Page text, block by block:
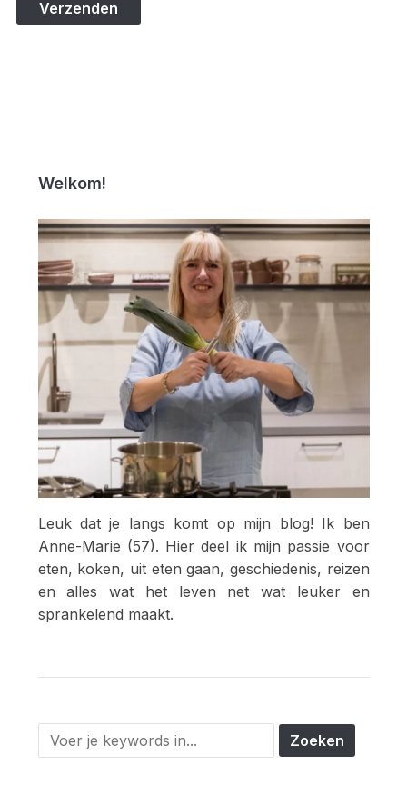
Welkom!
Leuk dat je langs komt op mijn blog! Ik ben
Anne-Marie (57). Hier deel ik mijn passie voor
eten, koken, uit eten gaan, geschiedenis, reizen
en alles wat het leven net wat leuker en
sprankelend maakt.